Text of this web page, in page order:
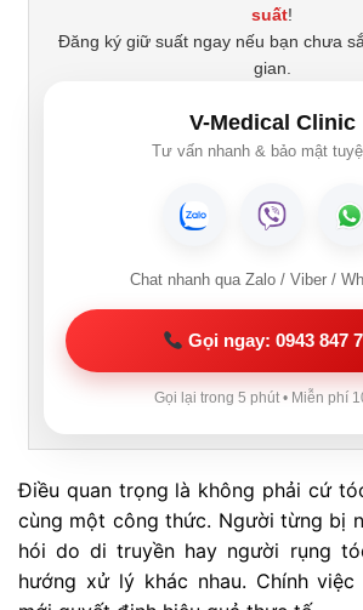
suất!
Đăng ký giữ suất ngay nếu bạn chưa
gian.
V-Medical Clinic
Tư vấn nhanh & bảo mật
Chat nhanh qua Zalo / Viber /
Gọi ngay: 0943 847
Gọi lại trong 5 phút • Miễn phí
Điều quan trọng là không phải cứ
cùng một công thức. Người từng bị
hói do di truyền hay người rụng
hướng xử lý khác nhau. Chính